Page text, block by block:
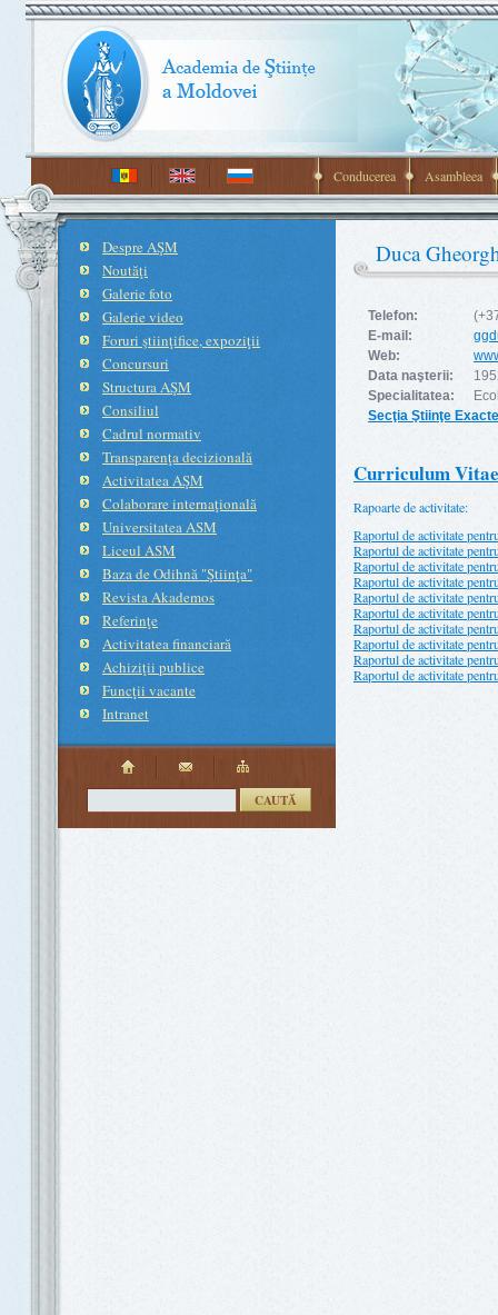
Conducerea Asambleea
Despre AŞM
Noutăţi
Galerie foto
Galerie video
Foruri ştiinţifice, expoziţii
Concursuri
Structura AŞM
Consiliul
Cadrul normativ
Transparenţa decizională
Activitatea AŞM
Colaborare internaţională
Universitatea ASM
Liceul ASM
Baza de Odihnă "Ştiinţa"
Revista Akademos
Referinţe
Activitatea financiară
Achiziţii publice
Funcţii vacante
Intranet
CAUTĂ
Duca
Telefon:
E-mail:
Web:
Data naşterii:
Specialitatea:
Secţia Ştiinţe
Curriculum Vitae
Rapoarte de activitate:
Raportul de activitate
Raportul de activitate
Raportul de activitate
Raportul de activitate
Raportul de activitate
Raportul de activitate
Raportul de activitate
Raportul de activitate
Raportul de activitate
Raportul de activitate